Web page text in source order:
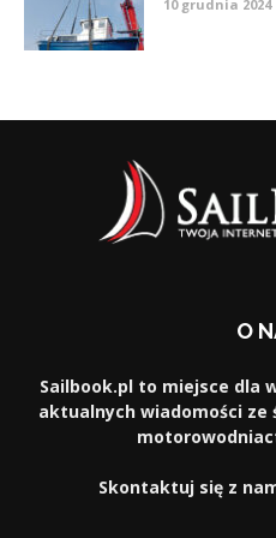
10 grudnia 2024
O
Sailbook.pl to miejsce dla
aktualnych wiadomości
Skontaktuj się z